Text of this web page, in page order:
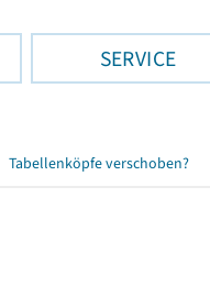
SERVICE
Tabellenköpfe verschoben?